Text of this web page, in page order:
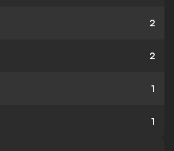
2
2
1
1